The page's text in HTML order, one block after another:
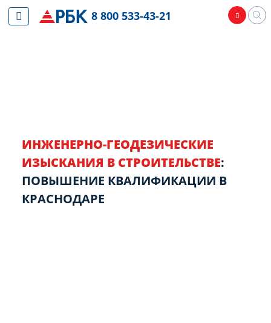
ИНЖЕНЕРНО-ГЕОДЕЗИЧЕСКИЕ
ИЗЫСКАНИЯ В СТРОИТЕЛЬСТВЕ:
ПОВЫШЕНИЕ КВАЛИФИКАЦИИ В
КРАСНОДАРЕ
8 800 533-43-21